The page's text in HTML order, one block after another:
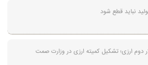
نباید قطع شود
دوم ارزی؛ تشکیل کمیته ارزی در وزارت صمت